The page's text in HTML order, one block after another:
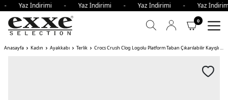
- Yaz İndirimi - Yaz İndirimi - Yaz İndirimi - Yaz
0
Anasayfa Kadın Ayakkabı Terlik Crocs Crush Clog Logolu Platform Taban Çıkarılabilir Kayışlı Kadın Terlik PUDRA